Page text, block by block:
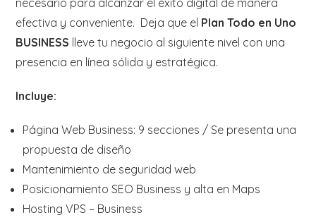
efectiva y conveniente. Deja que el Plan Todo en Uno
BUSINESS lleve tu negocio al siguiente nivel con una
presencia en línea sólida y estratégica.
Incluye:
Página Web Business: 9 secciones / Se presenta una
propuesta de diseño
Mantenimiento de seguridad web
Posicionamiento SEO Business y alta en Maps
Hosting VPS – Business